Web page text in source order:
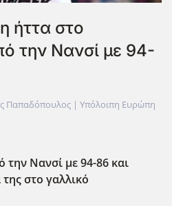
ήττα στο
την Νανσί με 94-
Παπαδόπουλος | Υπόλοιπη Ευρώπη
Νανσί με 94-86 και
στο γαλλικό